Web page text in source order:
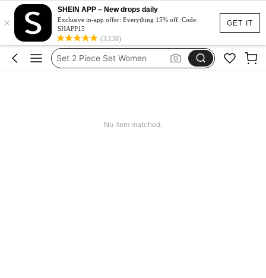
GET IT
×
SHEIN APP – New drops daily
Exclusive in-app offer: Everything 15% off. Code:
SHAPP15
(3,138)
Dluga Letnia Sukienka
Squishy
Set 2 Piece Set Women
No item matched.